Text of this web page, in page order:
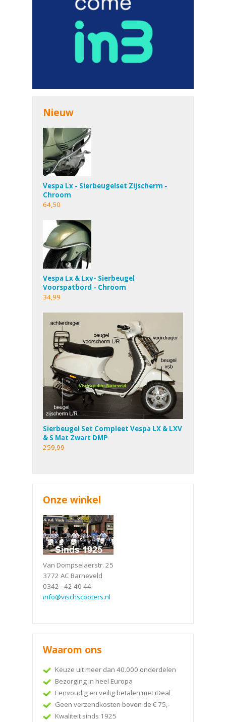
Nieuw
Vespa Lx - Sierbeugelset Zijscherm -
Chroom
64,50
Vespa Lx & Lxv- Sierbeugel
Voorspatbord - Chroom
34,99
Sierbeugel Set Compleet Vespa LX & LXV
& S Mat Zwart DMP
259,99
Onze winkel
Van Dompselaerstr. 25
3772 AC Barneveld
0342 - 42 40 44
info@vischscooters.nl
Waarom ons
Keuze uit meer dan 40.000 onderdelen
Bezorging in heel Europa
Eenvoudig en veilig betalen met iDeal
Geen verzendkosten boven de € 75,-
Kwaliteit sinds 1925